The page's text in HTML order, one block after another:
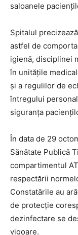
saloanele
Spitalul
astfel de
igienă, disciplinei
în unitățile
și a regulilor de
întregului
siguranța
În data de 29
Sănătate Publică
compartimentul
respectării
Constatările au
de protecție
dezinfectare se
vigoare.